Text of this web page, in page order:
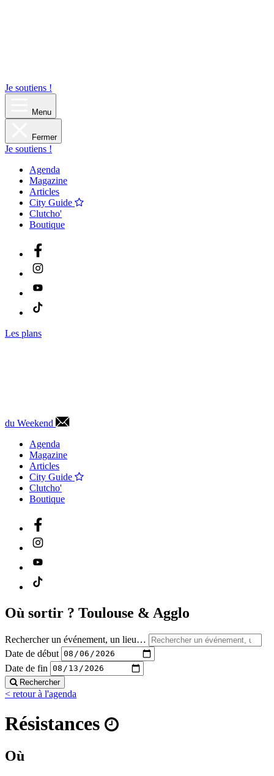
Je soutiens !
Menu
Fermer
Je soutiens !
Agenda
Magazine
Articles
City Guide
Clutcho'
Boutique
Les plans
du Weekend
Agenda
Magazine
Articles
City Guide
Clutcho'
Boutique
Où sortir ? Toulouse & Agglo
Rechercher un événement, un lieu…
Date de début
Date de fin
Rechercher
< retour à l'agenda
Résistances
Où